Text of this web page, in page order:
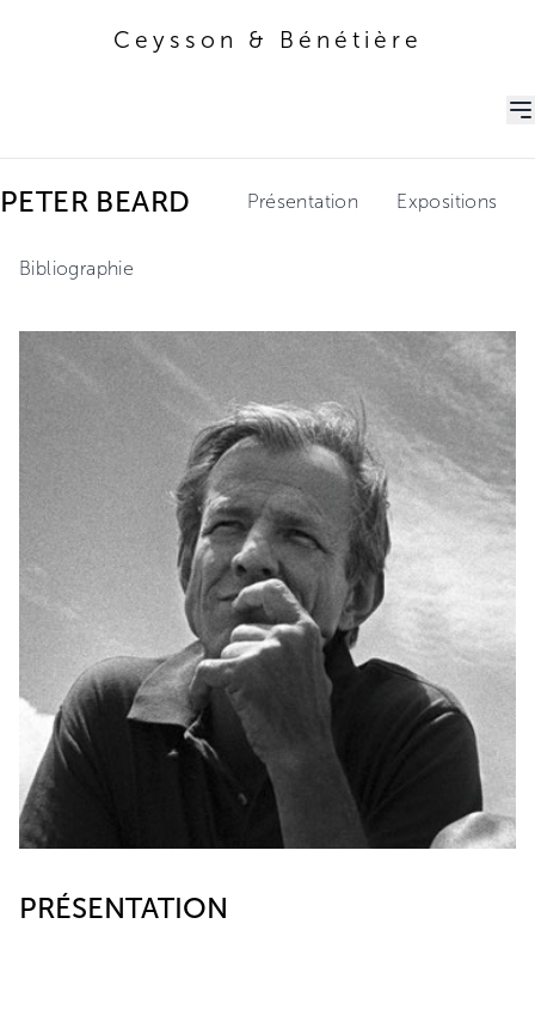
Ceysson & Bénétière
PETER BEARD Présentation Expositions
Bibliographie
PRÉSENTATION